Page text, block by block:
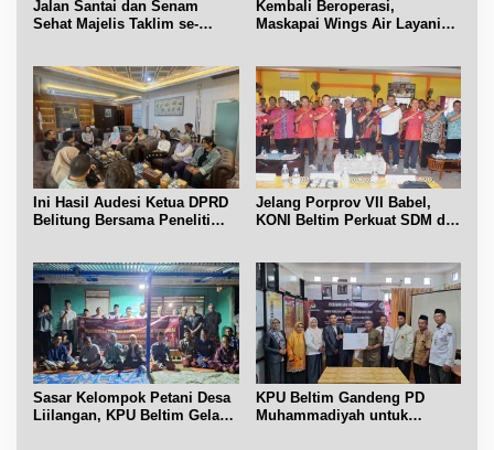
Jalan Santai dan Senam
Sehat Majelis Taklim se-
Kembali Beroperasi,
Maskapai Wings Air Layani
Ini Hasil Audesi Ketua DPRD
Belitung Bersama Peneliti
Jelang Porprov VII Babel,
KONI Beltim Perkuat SDM di
Sasar Kelompok Petani Desa
Liilangan, KPU Beltim Gelar
KPU Beltim Gandeng PD
Muhammadiyah untuk